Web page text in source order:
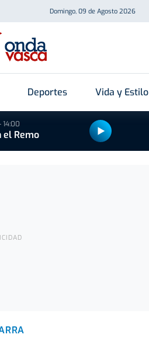
Domingo, 09 de Agosto 2026
Deportes Vida y Estilo
14:00
el Remo